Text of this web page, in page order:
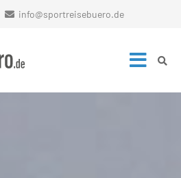
info@sportreisebuero.de